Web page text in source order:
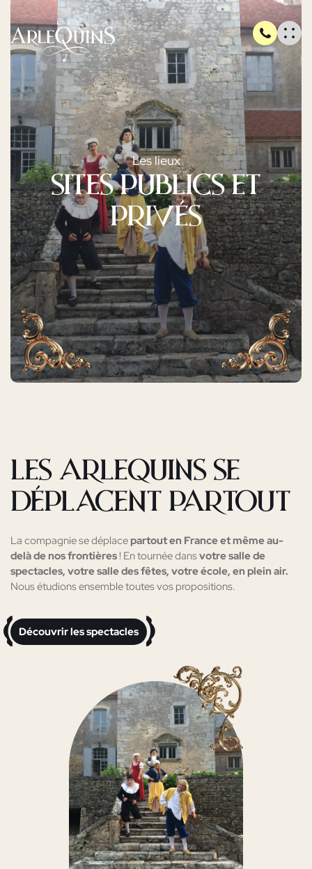
Les lieux
Sites publics et
privés
Les Arlequins se
déplacent partout
La compagnie se déplacepartout en France et même au-
delà de nos frontières ! En tournée dansvotre salle de
spectacles, votre salle des fêtes, votre école, en plein air.
Nous étudions ensemble toutes vos propositions.
Découvrir les spectacles